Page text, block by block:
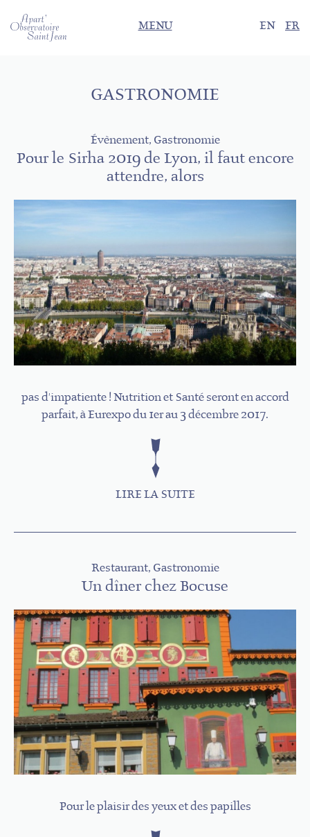
MENU EN FR
GASTRONOMIE
Évènement, Gastronomie
Pour le Sirha 2019 de Lyon, il faut encore
attendre, alors
pas d'impatiente ! Nutrition et Santé seront en accord
parfait, à Eurexpo du 1er au 3 décembre 2017.
LIRE LA SUITE
Restaurant, Gastronomie
Un dîner chez Bocuse
Pour le plaisir des yeux et des papilles